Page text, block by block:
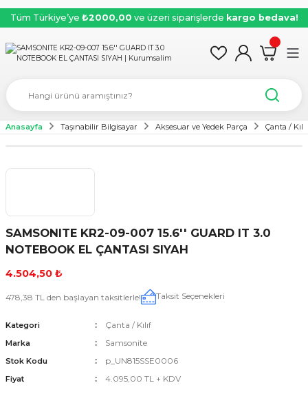
Tüm Türkiye’ye ₺2000,00 ve üzeri siparişlerde kargo bedava!
Anasayfa Taşınabilir Bilgisayar Aksesuar ve Yedek Parça Çanta / Kılıf
SAMSONITE KR2-09-007 15.6'' GUARD IT 3.0
NOTEBOOK EL ÇANTASI SIYAH
4.504,50 ₺
478,38 TL den başlayan taksitlerle! Taksit Seçenekleri
Kategori Çanta / Kılıf
Marka Samsonite
Stok Kodu p_UN815SSE0006
Fiyat 4.095,00 TL + KDV